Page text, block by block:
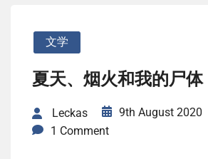
文学
夏天、烟火和我的尸体
Leckas
9th August 2020
1 Comment